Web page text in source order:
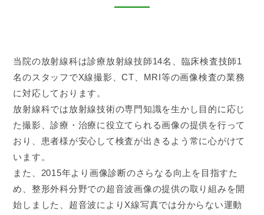
当院の放射線科は診療放射線技師14名、臨床検査技師1
名のスタッフでX線撮影、CT、MRI等の画像検査の業務
に対応しております。
放射線科では放射線技術の専門知識を生かし目的に応じ
た撮影、診療・治療に役立てられる画像の提供を行って
おり、患者様が安心して検査が出きるよう常に心がけて
います。
また、2015年より画像診断のさらなる向上を目指すた
め、整形外科分野での超音波画像の提供の取り組みを開
始しました、超音波によりX線写真では分からない運動